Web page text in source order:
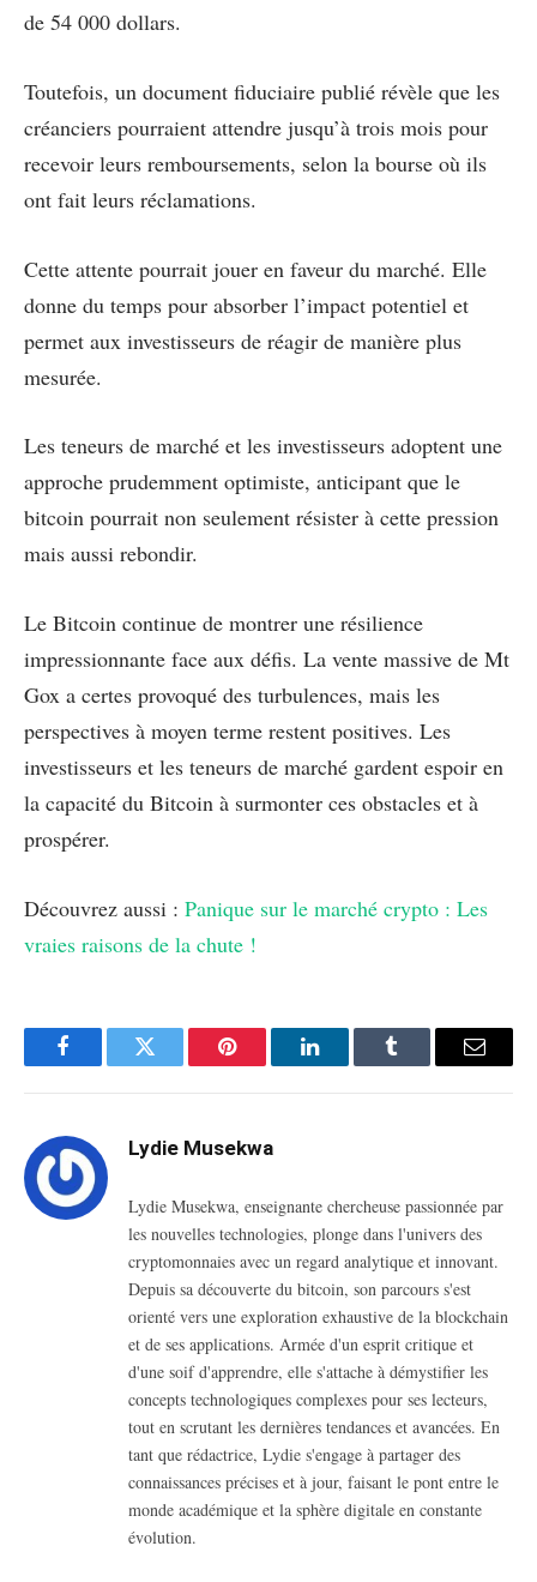
de 54 000 dollars.
Toutefois, un document fiduciaire publié révèle que les
créanciers pourraient attendre jusqu’à trois mois pour
recevoir leurs remboursements, selon la bourse où ils
ont fait leurs réclamations.
Cette attente pourrait jouer en faveur du marché. Elle
donne du temps pour absorber l’impact potentiel et
permet aux investisseurs de réagir de manière plus
mesurée.
Les teneurs de marché et les investisseurs adoptent une
approche prudemment optimiste, anticipant que le
bitcoin pourrait non seulement résister à cette pression
mais aussi rebondir.
Le Bitcoin continue de montrer une résilience
impressionnante face aux défis. La vente massive de Mt
Gox a certes provoqué des turbulences, mais les
perspectives à moyen terme restent positives. Les
investisseurs et les teneurs de marché gardent espoir en
la capacité du Bitcoin à surmonter ces obstacles et à
prospérer.
Découvrez aussi : Panique sur le marché crypto : Les
vraies raisons de la chute !
FacebookTwitter Pinterest LinkedInTumblr Email
Lydie Musekwa
Lydie Musekwa, enseignante chercheuse passionnée par
les nouvelles technologies, plonge dans l'univers des
cryptomonnaies avec un regard analytique et innovant.
Depuis sa découverte du bitcoin, son parcours s'est
orienté vers une exploration exhaustive de la blockchain
et de ses applications. Armée d'un esprit critique et
d'une soif d'apprendre, elle s'attache à démystifier les
concepts technologiques complexes pour ses lecteurs,
tout en scrutant les dernières tendances et avancées. En
tant que rédactrice, Lydie s'engage à partager des
connaissances précises et à jour, faisant le pont entre le
monde académique et la sphère digitale en constante
évolution.